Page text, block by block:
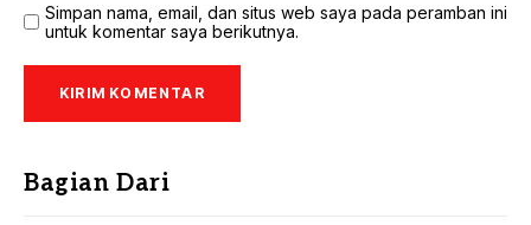
Simpan nama, email, dan situs web saya pada peramban ini
untuk komentar saya berikutnya.
Bagian Dari